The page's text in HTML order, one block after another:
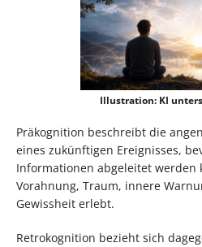
Illustration: KI
Präkognition beschreibt die
eines zukünftigen Ereignisses,
Informationen abgeleitet werden
Vorahnung, Traum, innere
Gewissheit erlebt.
Retrokognition bezieht sich